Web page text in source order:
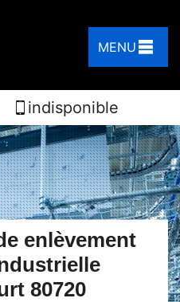
MENU
indisponible
enlèvement
80720